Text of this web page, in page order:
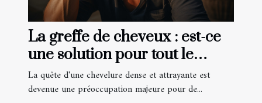
La greffe de cheveux : est-ce
une solution pour tout le
monde ?
La quête d'une chevelure dense et attrayante est
devenue une préoccupation majeure pour de...